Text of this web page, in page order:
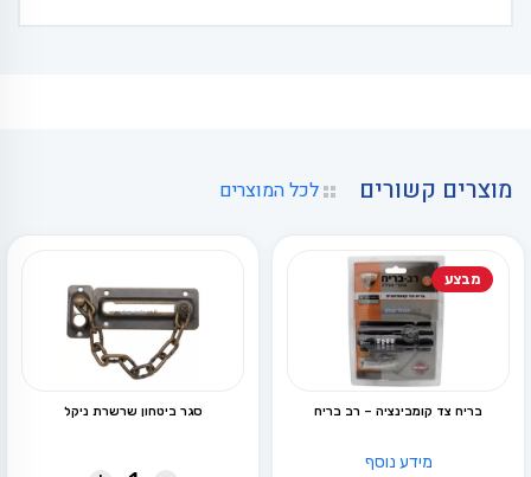
מוצרים קשורים לכל המוצרים
מבצע
בריח צד קומבינציה – רב בריח
מידע נוסף
סגר ביטחון שרשרת ניקל